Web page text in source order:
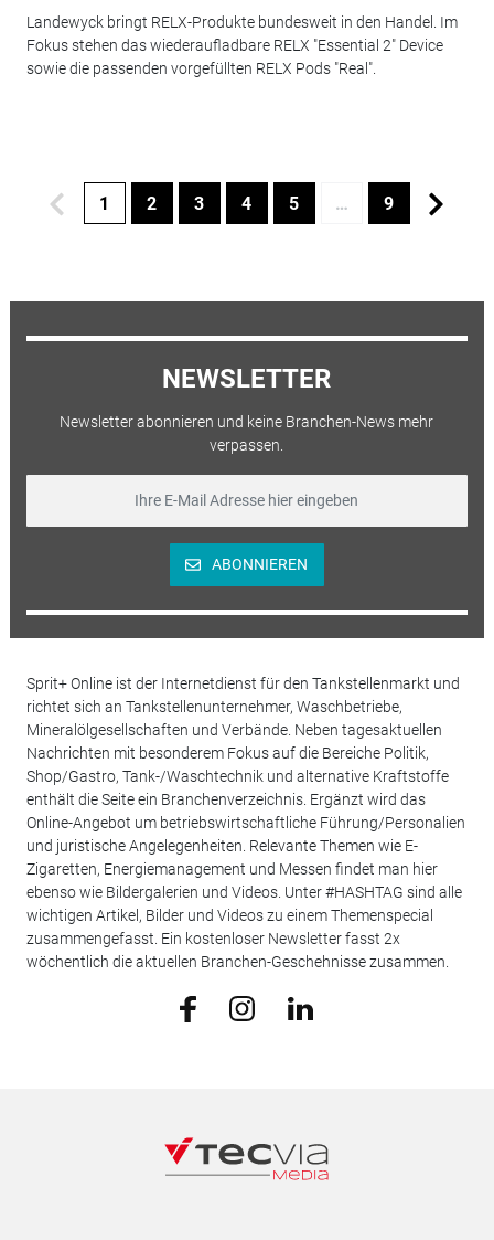
Landewyck bringt RELX-Produkte bundesweit in den Handel. Im
Fokus stehen das wiederaufladbare RELX "Essential 2" Device
sowie die passenden vorgefüllten RELX Pods "Real".
1 2 3 4 5 … 9
NEWSLETTER
Newsletter abonnieren und keine Branchen-News mehr
verpassen.
ABONNIEREN
Sprit+ Online ist der Internetdienst für den Tankstellenmarkt und
richtet sich an Tankstellenunternehmer, Waschbetriebe,
Mineralölgesellschaften und Verbände. Neben tagesaktuellen
Nachrichten mit besonderem Fokus auf die Bereiche Politik,
Shop/Gastro, Tank-/Waschtechnik und alternative Kraftstoffe
enthält die Seite ein Branchenverzeichnis. Ergänzt wird das
Online-Angebot um betriebswirtschaftliche Führung/Personalien
und juristische Angelegenheiten. Relevante Themen wie E-
Zigaretten, Energiemanagement und Messen findet man hier
ebenso wie Bildergalerien und Videos. Unter #HASHTAG sind alle
wichtigen Artikel, Bilder und Videos zu einem Themenspecial
zusammengefasst. Ein kostenloser Newsletter fasst 2x
wöchentlich die aktuellen Branchen-Geschehnisse zusammen.